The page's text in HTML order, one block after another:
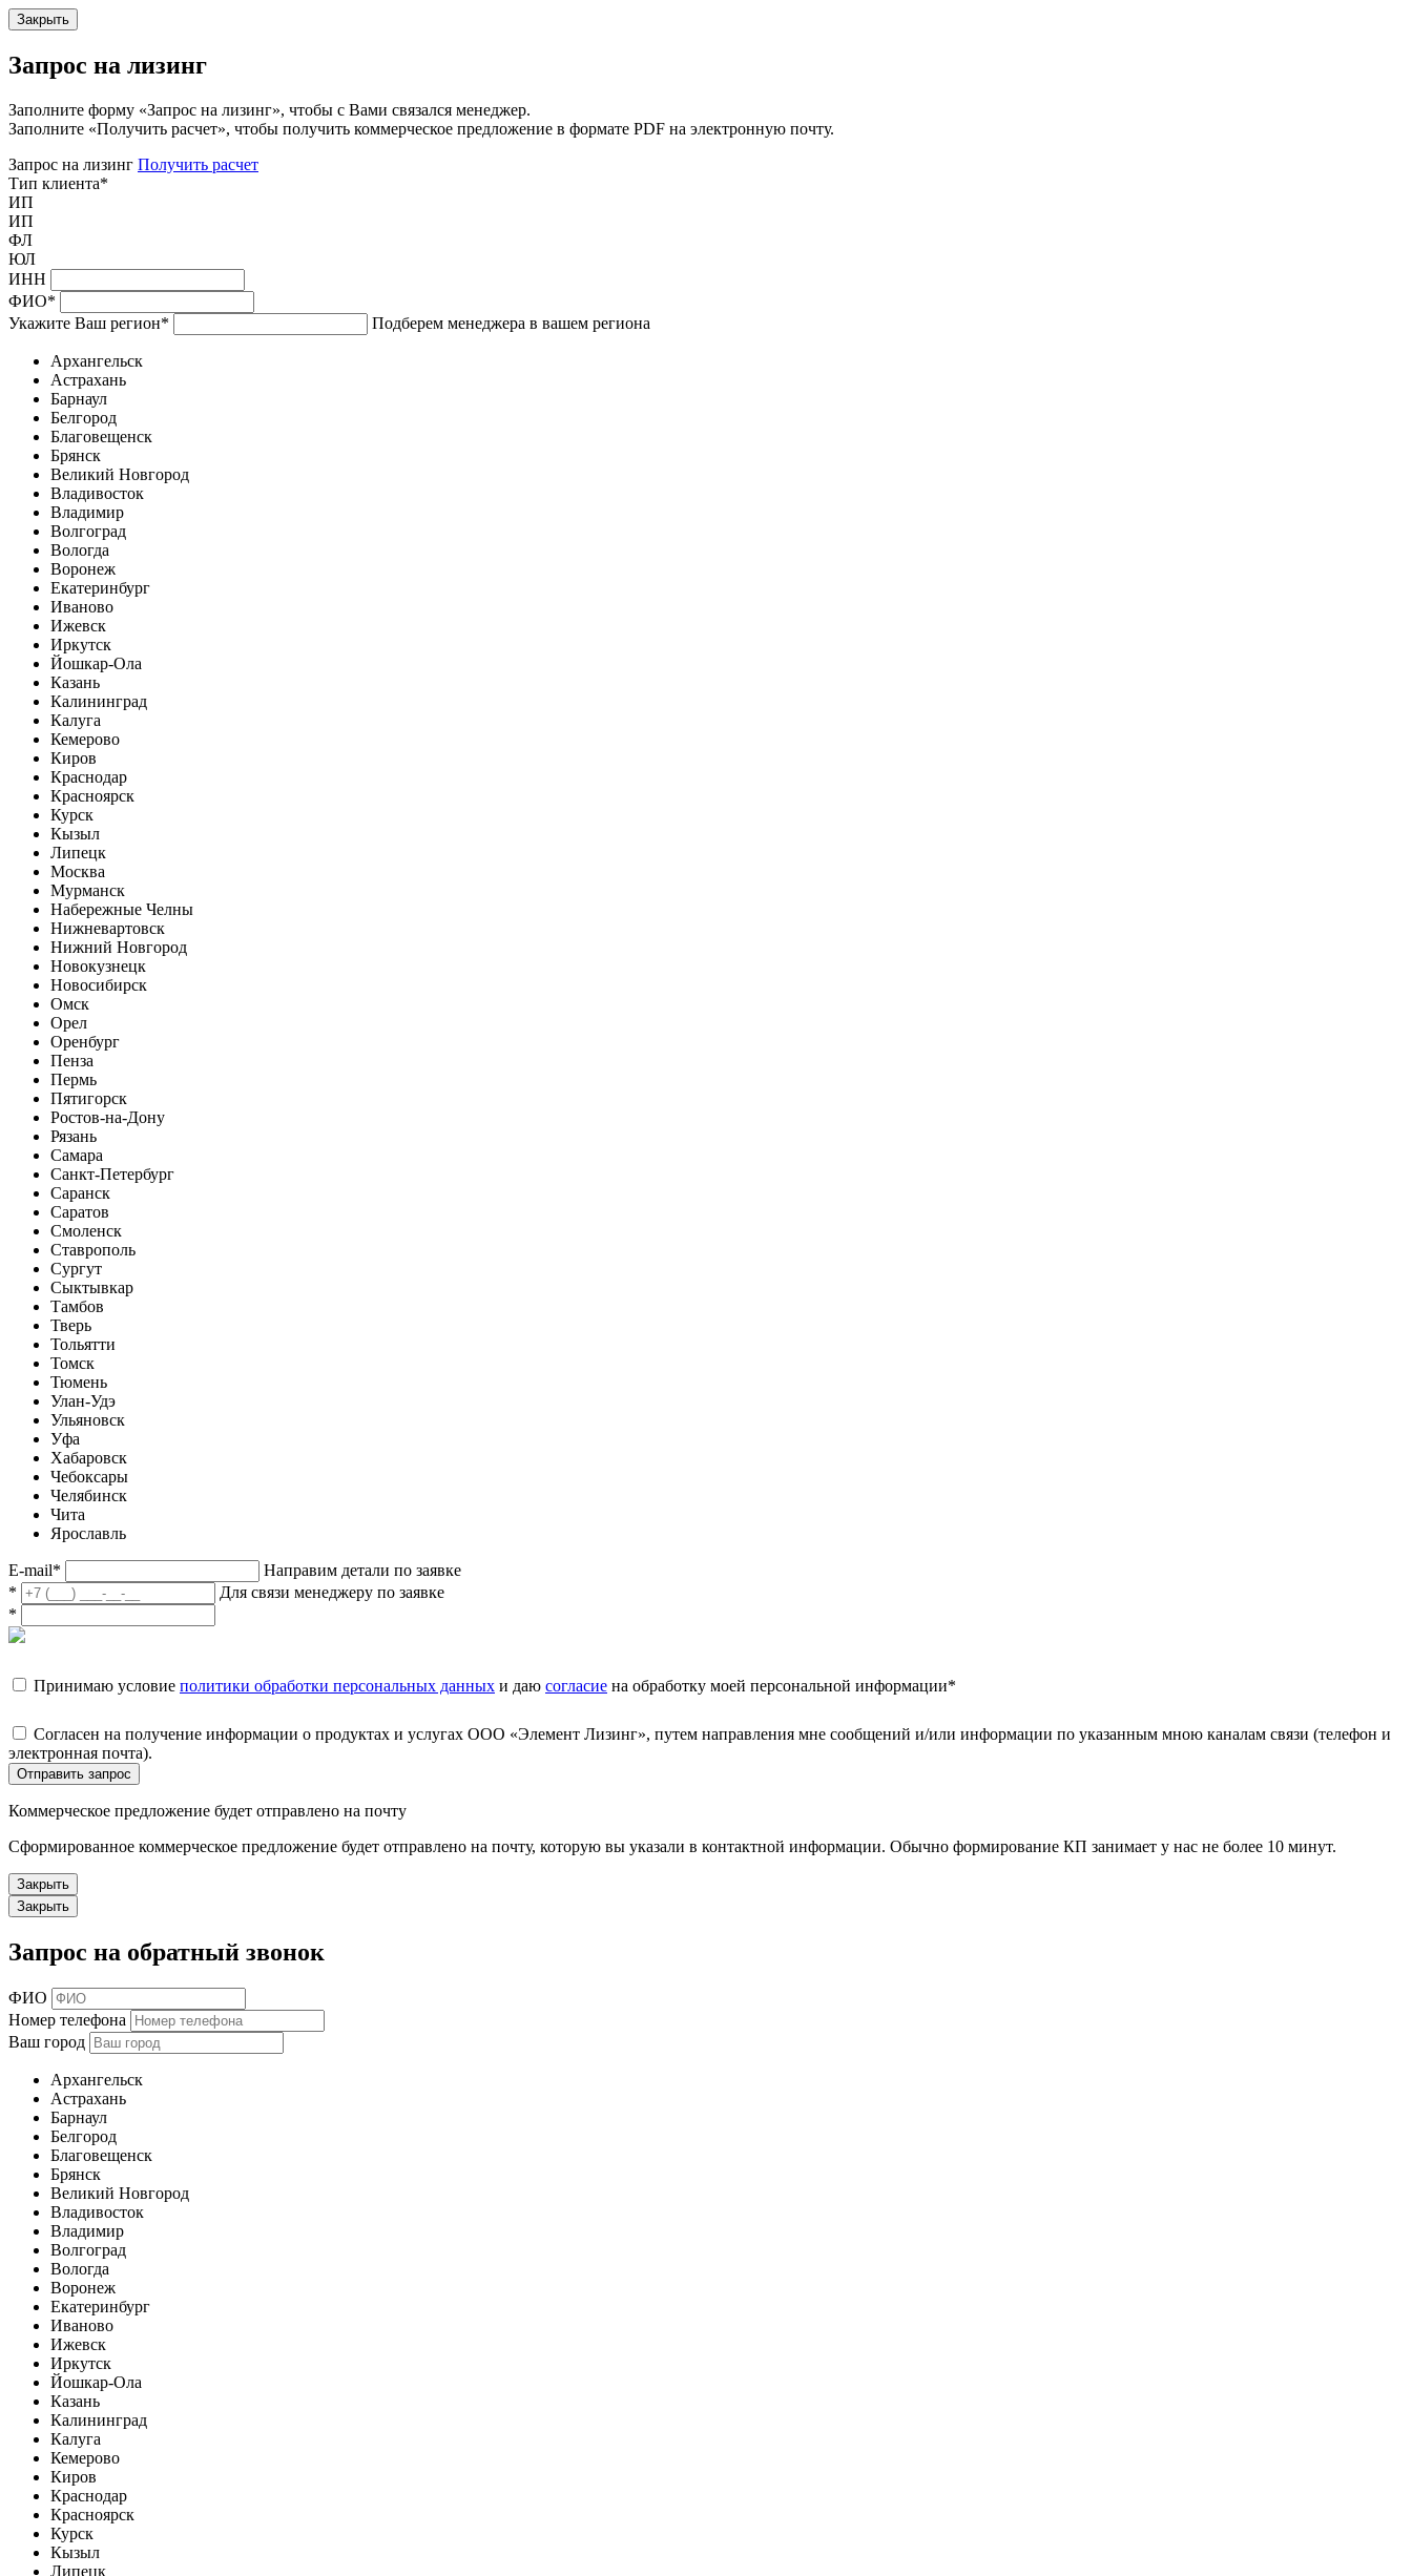
Закрыть
Запрос на лизинг
Заполните форму «Запрос на лизинг», чтобы с Вами связался менеджер.
Заполните «Получить расчет», чтобы получить коммерческое предложение в формате PDF на электронную почту.
Запрос на лизинг Получить расчет
Тип клиента*
ИП
ИП
ФЛ
ЮЛ
ИНН
ФИО*
Укажите Ваш регион* Подберем менеджера в вашем региона
Архангельск
Астрахань
Барнаул
Белгород
Благовещенск
Брянск
Великий Новгород
Владивосток
Владимир
Волгоград
Вологда
Воронеж
Екатеринбург
Иваново
Ижевск
Иркутск
Йошкар-Ола
Казань
Калининград
Калуга
Кемерово
Киров
Краснодар
Красноярск
Курск
Кызыл
Липецк
Москва
Мурманск
Набережные Челны
Нижневартовск
Нижний Новгород
Новокузнецк
Новосибирск
Омск
Орел
Оренбург
Пенза
Пермь
Пятигорск
Ростов-на-Дону
Рязань
Самара
Санкт-Петербург
Саранск
Саратов
Смоленск
Ставрополь
Сургут
Сыктывкар
Тамбов
Тверь
Тольятти
Томск
Тюмень
Улан-Удэ
Ульяновск
Уфа
Хабаровск
Чебоксары
Челябинск
Чита
Ярославль
E-mail*
Направим детали по заявке
*
Для связи менеджеру по заявке
*
Принимаю условие политики обработки персональных данных и даю согласие на обработку моей персональной информации*
Согласен на получение информации о продуктах и услугах ООО «Элемент Лизинг», путем направления мне сообщений и/или информации по указанным мною каналам связи (телефон и
электронная почта).
Отправить запрос
Коммерческое предложение будет отправлено на почту
Сформированное коммерческое предложение будет отправлено на почту, которую вы указали в контактной информации. Обычно формирование КП занимает у нас не более 10 минут.
Закрыть
Закрыть
Запрос на обратный звонок
ФИО
Номер телефона
Ваш город
Архангельск
Астрахань
Барнаул
Белгород
Благовещенск
Брянск
Великий Новгород
Владивосток
Владимир
Волгоград
Вологда
Воронеж
Екатеринбург
Иваново
Ижевск
Иркутск
Йошкар-Ола
Казань
Калининград
Калуга
Кемерово
Киров
Краснодар
Красноярск
Курск
Кызыл
Липецк